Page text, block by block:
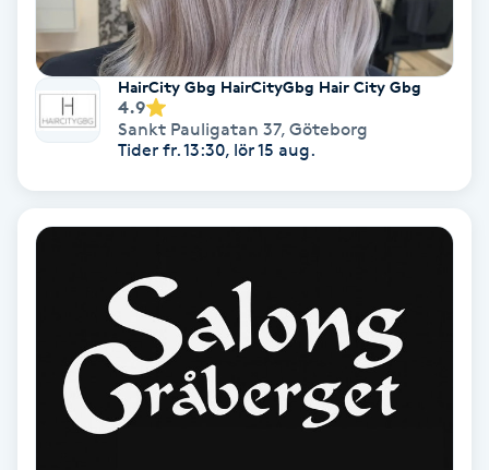
Personlig tränare
Picolaser
Powder brows
HairCity Gbg HairCityGbg Hair City Gbg
4.9
Sankt Pauligatan 37, Göteborg
Tider fr. 13:30, lör 15 aug.